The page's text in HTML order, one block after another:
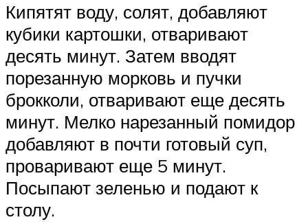
Кипятят воду, солят, добавляют
кубики картошки, отваривают
десять минут. Затем вводят
порезанную морковь и пучки
брокколи, отваривают еще десять
минут. Мелко нарезанный помидор
добавляют в почти готовый суп,
проваривают еще 5 минут.
Посыпают зеленью и подают к
столу.